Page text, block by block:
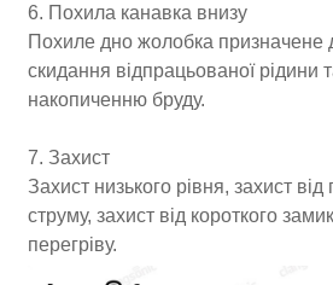
6. Похила канавка внизу
Похиле дно жолобка призначене
скидання відпрацьованої рідини
накопиченню бруду.
7. Захист
Захист низького рівня, захист
струму, захист від короткого
перегріву.